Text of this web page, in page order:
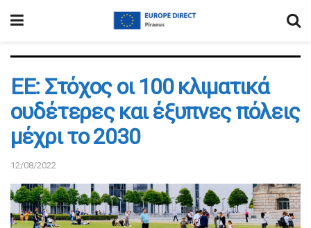
EE: Στόχος οι 100 κλιματικά
ουδέτερες και έξυπνες πόλεις
μέχρι το 2030
12/08/2022